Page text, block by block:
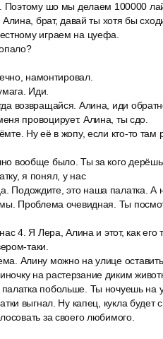
Поэтому шо мы делаем 100000
Алина, брат, давай ты хотя бы
играем на цуефа.
намонтировал.
Иди.
возвращайся. Алина, иди
провоцирует. Алина, ты сдо.
Ну её в жопу, если кто-то там
вообще было. Ты за кого
я понял, у нас
это наша палатка. А ну-
Проблема очевидная. Ты
4. Я Лера, Алина и этот, как
таки.
Алину можно на улице
на растерзание диким
побольше. Ты ночуешь на
выгнал. Ну капец, кукла будет
за своего любимого.